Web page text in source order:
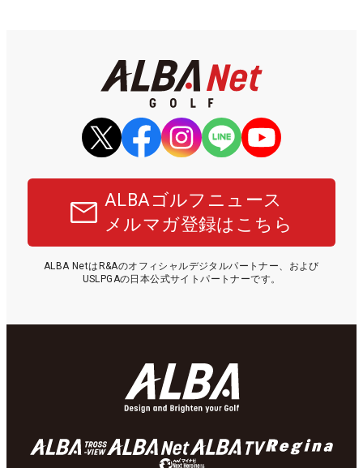
ALBAゴルフニュース
メルマガ登録はこちら
ALBA NetはR&Aのオフィシャルデジタルパートナー、および
USLPGAの日本公式サイトパートナーです。